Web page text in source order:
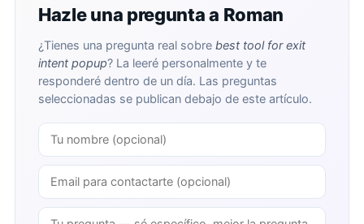
Hazle una pregunta a Roman
¿Tienes una pregunta real sobre best tool for exit
intent popup? La leeré personalmente y te
responderé dentro de un día. Las preguntas
seleccionadas se publican debajo de este artículo.